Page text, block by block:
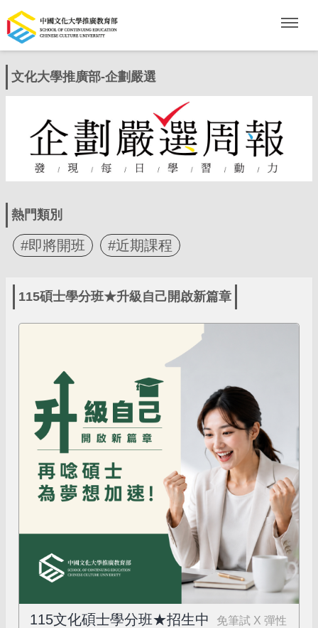
文化大學推廣部-企劃嚴選
熱門類別
#即將開班 #近期課程
115碩士學分班★升級自己開啟新篇章
115文化碩士學分班★招生中
免筆試 X 彈性